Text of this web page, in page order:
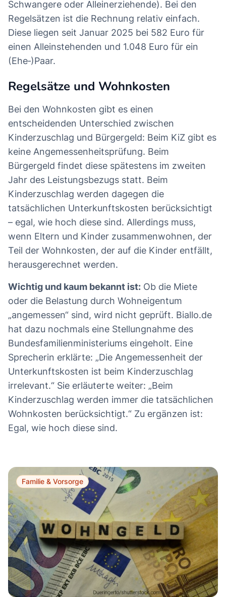
Schwangere oder Alleinerziehende). Bei den
Regelsätzen ist die Rechnung relativ einfach.
Diese liegen seit Januar 2025 bei 582 Euro für
einen Alleinstehenden und 1.048 Euro für ein
(Ehe‑)Paar.
Regelsätze und Wohnkosten
Bei den Wohnkosten gibt es einen
entscheidenden Unterschied zwischen
Kinderzuschlag und Bürgergeld: Beim KiZ gibt es
keine Angemessenheitsprüfung. Beim
Bürgergeld findet diese spätestens im zweiten
Jahr des Leistungsbezugs statt. Beim
Kinderzuschlag werden dagegen die
tatsächlichen Unterkunftskosten berücksichtigt
– egal, wie hoch diese sind. Allerdings muss,
wenn Eltern und Kinder zusammenwohnen, der
Teil der Wohnkosten, der auf die Kinder entfällt,
herausgerechnet werden.
Wichtig und kaum bekannt ist: Ob die Miete
oder die Belastung durch Wohneigentum
„angemessen“ sind, wird nicht geprüft. Biallo.de
hat dazu nochmals eine Stellungnahme des
Bundesfamilienministeriums eingeholt. Eine
Sprecherin erklärte: „Die Angemessenheit der
Unterkunftskosten ist beim Kinderzuschlag
irrelevant.“ Sie erläuterte weiter: „Beim
Kinderzuschlag werden immer die tatsächlichen
Wohnkosten berücksichtigt.“ Zu ergänzen ist:
Egal, wie hoch diese sind.
Familie & Vorsorge